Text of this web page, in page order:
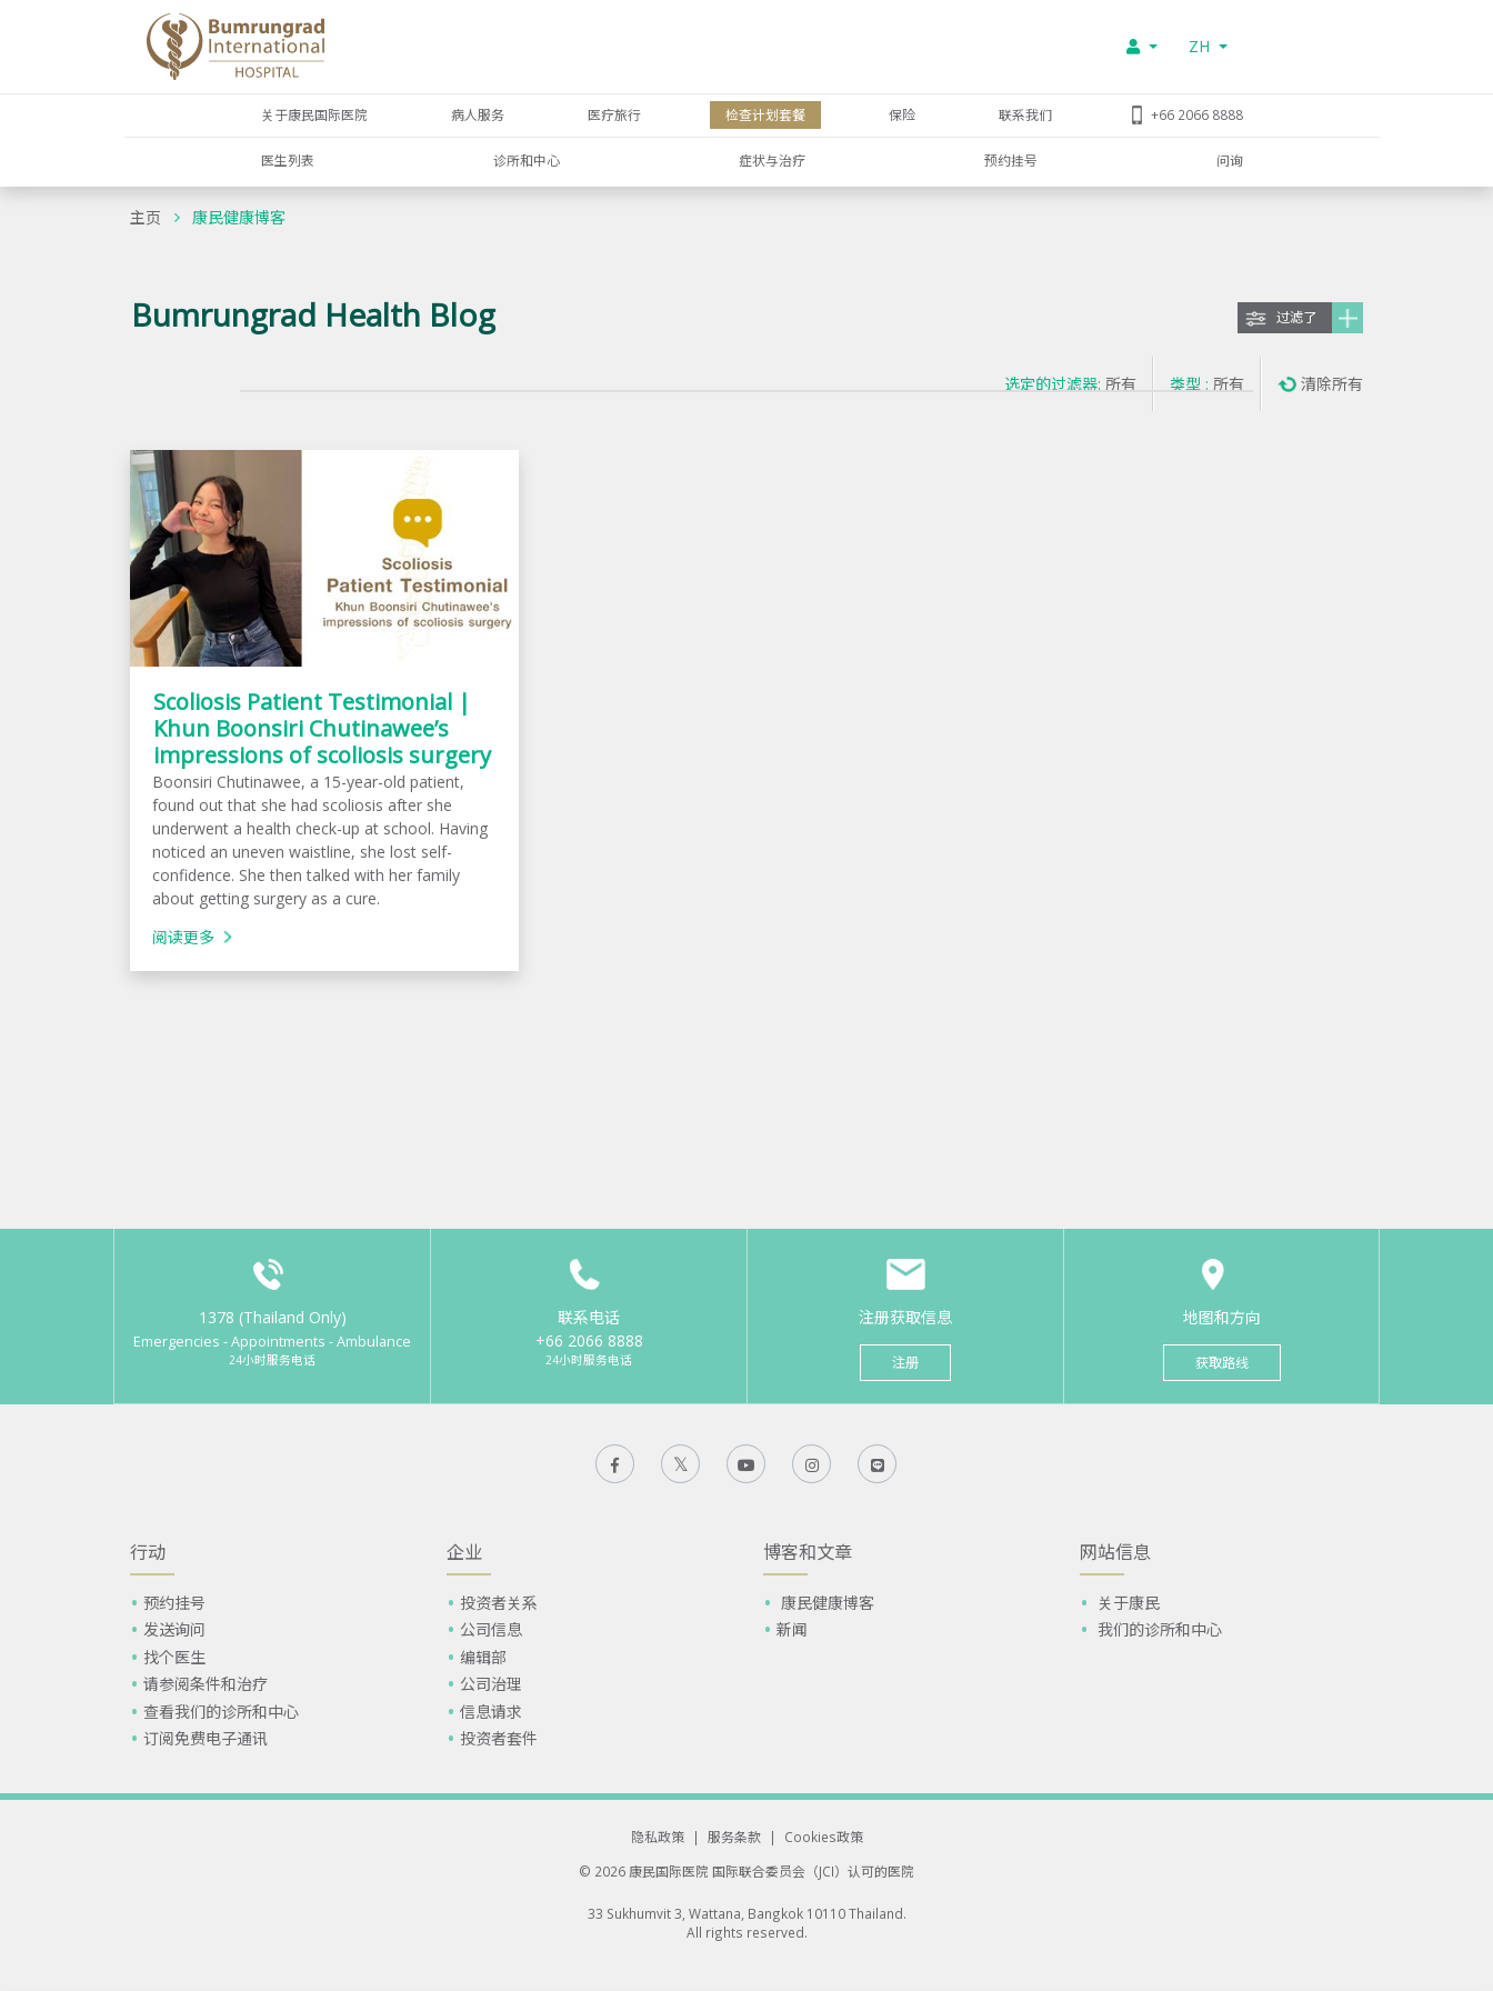
ZH
关于康民国际医院 病人服务 医疗旅行 检查计划套餐 保险 联系我们 +66 2066 8888
医生列表 诊所和中心 症状与治疗 预约挂号 问询
主页 康民健康博客
Bumrungrad Health Blog 过滤了
选定的过滤器: 所有 类型 : 所有 清除所有
Scoliosis Patient Testimonial |
Khun Boonsiri Chutinawee’s
impressions of scoliosis surgery
Boonsiri Chutinawee, a 15-year-old patient,
found out that she had scoliosis after she
underwent a health check-up at school. Having
noticed an uneven waistline, she lost self-
confidence. She then talked with her family
about getting surgery as a cure.
阅读更多
1378 (Thailand Only)
Emergencies - Appointments - Ambulance
24小时服务电话
联系电话
+66 2066 8888
24小时服务电话
注册获取信息
注册
地图和方向
获取路线
行动
预约挂号
发送询问
找个医生
请参阅条件和治疗
查看我们的诊所和中心
订阅免费电子通讯
企业
投资者关系
公司信息
编辑部
公司治理
信息请求
投资者套件
博客和文章
康民健康博客
新闻
网站信息
关于康民
我们的诊所和中心
隐私政策 | 服务条款 |
Cookies政策
© 2026 康民国际医院 国际联合委员会（JCI）认可的医院
33 Sukhumvit 3, Wattana, Bangkok 10110 Thailand.
All rights reserved.